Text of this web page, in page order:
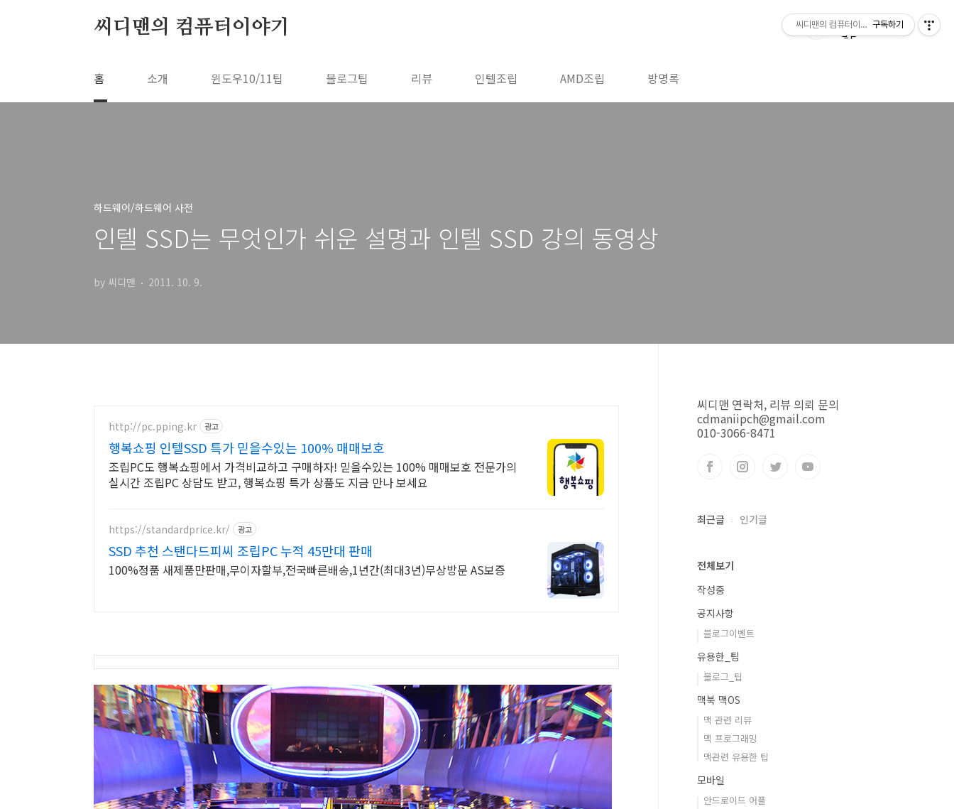
씨디맨의 컴퓨터이야기
홈 소개 윈도우10/11팁 블로그팁 리뷰 인텔조립 AMD조립 방명록
하드웨어/하드웨어 사전
인텔 SSD는 무엇인가 쉬운 설명과 인텔 SSD 강의 동영상
by 씨디맨 2011. 10. 9.
http://pc.pping.kr 광고
행복쇼핑 인텔SSD 특가 믿을수있는 100% 매매보호
조립PC도 행복쇼핑에서 가격비교하고 구매하자! 믿을수있는 100% 매매보호 전문가의
실시간 조립PC 상담도 받고, 행복쇼핑 특가 상품도 지금 만나 보세요
https://standardprice.kr/ 광고
SSD 추천 스탠다드피씨 조립PC 누적 45만대 판매
100%정품 새제품만판매,무이자할부,전국빠른배송,1년간(최대3년)무상방문 AS보증
씨디맨 연락처, 리뷰 의뢰 문의
cdmaniipch@gmail.com
010-3066-8471
최근글 인기글
전체보기
작성중
공지사항
블로그이벤트
유용한_팁
블로그_팁
맥북 맥OS
맥 관련 리뷰
맥 프로그래밍
맥관련 유용한 팁
모바일
안드로이드 어플
씨디맨의 컴퓨터이야기구독하기